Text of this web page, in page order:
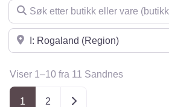
Søk etter butikk eller vare
Søk i nærheten
Viser 1–10 fra 11 Sandnes
Posts navigation
1 2 Older posts